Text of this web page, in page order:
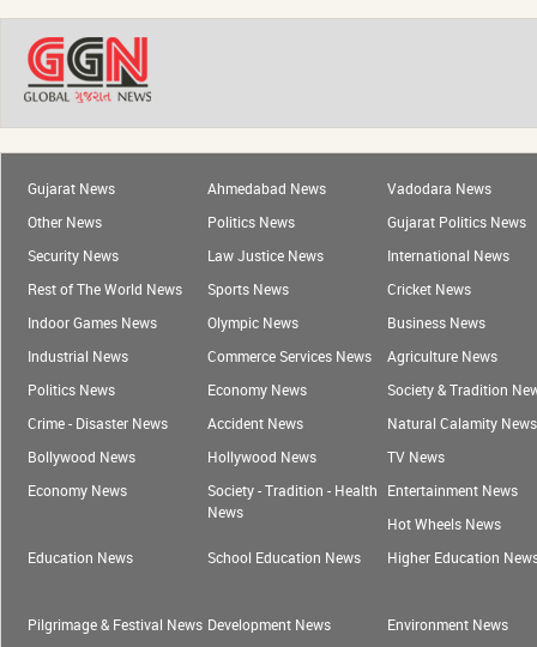
Gujarat News Ahmedabad News
Vadodara News
Other News
Politics News
Gujarat Politics News
Security News
Law Justice News
International News
Rest of The World News
Sports News
Cricket News
Indoor Games News
Olympic News
Business News
Industrial News
Commerce Services News
Agriculture News
Politics News
Economy News
Society & Tradition
Crime - Disaster News
Accident News
Natural Calamity News
Bollywood News
Hollywood News
TV News
Economy News
Society - Tradition - Health
News
Entertainment News
Hot Wheels News
Education News
School Education News Higher Education
Pilgrimage & Festival News Development News
Environment News